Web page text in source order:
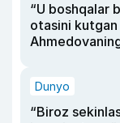
“U boshqalar
otasini
Dunyo
“Biroz